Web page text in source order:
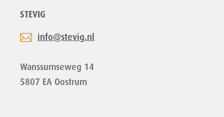
STEVIG
info@stevig.nl
Wanssumseweg 14
5807 EA Oostrum